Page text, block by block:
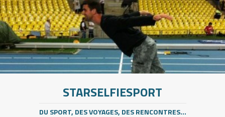
STARSELFIESPORT
DU SPORT, DES VOYAGES, DES RENCONTRES...